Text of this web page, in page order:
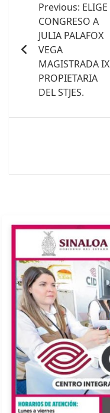
entradas
Previous: ELIGE
CONGRESO A
JULIA PALAFOX
VEGA
MAGISTRADA IX
PROPIETARIA
DEL STJES.